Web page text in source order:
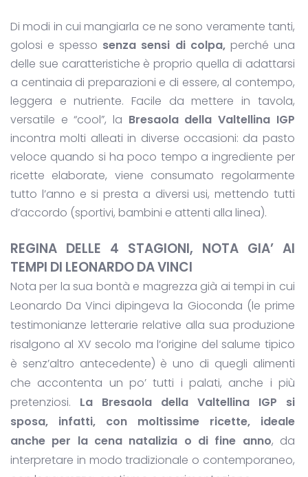
Di modi in cui mangiarla ce ne sono veramente tanti,
golosi e spesso senza sensi di colpa,perché una
delle sue caratteristiche è proprio quella di adattarsi
a centinaia di preparazioni e di essere, al contempo,
leggera e nutriente. Facile da mettere in tavola,
versatile e “cool”, la Bresaola della Valtellina IGP
incontra molti alleati in diverse occasioni: da pasto
veloce quando si ha poco tempo a ingrediente per
ricette elaborate, viene consumato regolarmente
tutto l’anno e si presta a diversi usi, mettendo tutti
d’accordo (sportivi, bambini e attenti alla linea).
REGINA DELLE 4 STAGIONI, NOTA GIA’ AI
TEMPI DI LEONARDO DA VINCI
Nota per la sua bontà e magrezza già ai tempi in cui
Leonardo Da Vinci dipingeva la Gioconda (le prime
testimonianze letterarie relative alla sua produzione
risalgono al XV secolo ma l’origine del salume tipico
è senz’altro antecedente) è uno di quegli alimenti
che accontenta un po’ tutti i palati, anche i più
pretenziosi. La Bresaola della Valtellina IGP
si
sposa, infatti, con moltissime ricette, ideale
anche per la cena natalizia o di fine anno, da
interpretare in modo tradizionale o contemporaneo,